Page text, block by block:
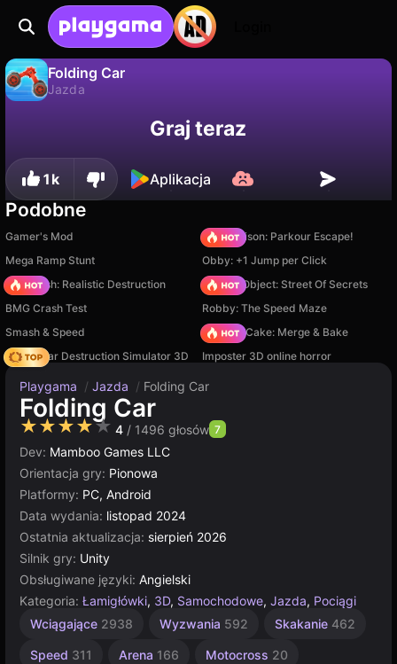
Folding Car
Jazda
Zapisz postępy! Nie
Graj teraz
1k Aplikacja
Podobne
Gamer's Mod
Barry Prison: Parkour Escape!
Mega Ramp Stunt
Obby: +1 Jump per Click
Car Crush: Realistic Destruction
Hidden Object: Street Of Secrets
BMG Crash Test
Robby: The Speed Maze
Smash & Speed
Piece of Cake: Merge & Bake
Online Car Destruction Simulator 3D
Imposter 3D online horror
Playgama / Jazda / Folding Car
Folding Car
★★★★★ 4 / 1496 głosów 7
Dev: Mamboo Games LLC
Orientacja gry: Pionowa
Platformy: PC, Android
Data wydania: listopad 2024
Ostatnia aktualizacja: sierpień 2026
Silnik gry: Unity
Obsługiwane języki: Angielski
Kategoria: Łamigłówki, 3D, Samochodowe, Jazda, Pociągi
Wciągające 2938 Wyzwania 592 Skakanie 462
Speed 311 Arena 166 Motocross 20
Zderzenia
491
Wyścigi
Racing
Zbieranie
Challenge
Jednoosobowe
Wyścigi
58
Gokarty
Dla
1480
Unity
3174